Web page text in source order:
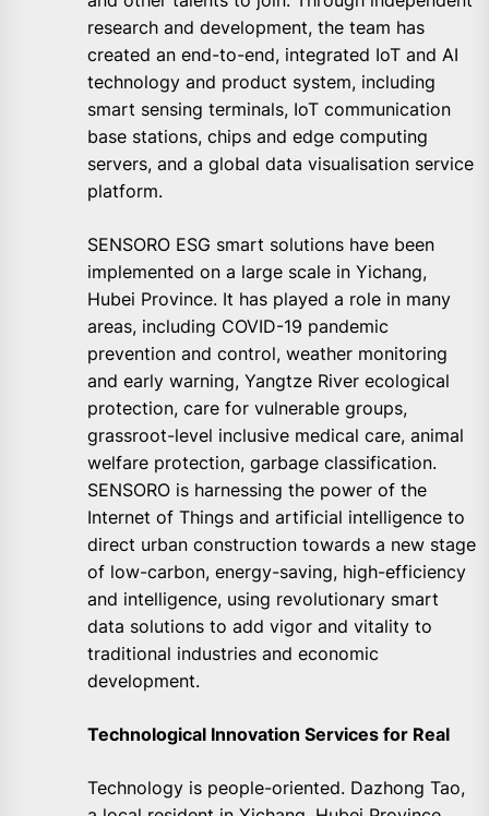
research and development, the team has
created an end-to-end, integrated IoT and AI
technology and product system, including
smart sensing terminals, IoT communication
base stations, chips and edge computing
servers, and a global data visualisation service
platform.
SENSORO ESG smart solutions have been
implemented on a large scale in Yichang,
Hubei Province. It has played a role in many
areas, including COVID-19 pandemic
prevention and control, weather monitoring
and early warning, Yangtze River ecological
protection, care for vulnerable groups,
grassroot-level inclusive medical care, animal
welfare protection, garbage classification.
SENSORO is harnessing the power of the
Internet of Things and artificial intelligence to
direct urban construction towards a new stage
of low-carbon, energy-saving, high-efficiency
and intelligence, using revolutionary smart
data solutions to add vigor and vitality to
traditional industries and economic
development.
Technological Innovation Services for Real
Technology is people-oriented. Dazhong Tao,